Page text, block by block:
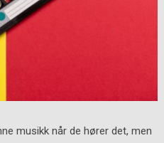
musikk når de hører det, men